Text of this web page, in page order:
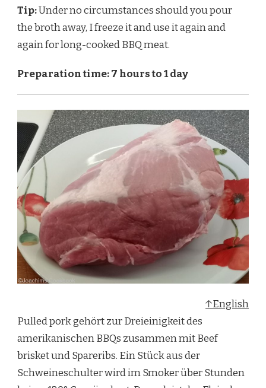
Tip:Under no circumstances should you pour
the broth away, I freeze it and use it again and
again for long-cooked BBQ meat.
Preparation time: 7 hours to 1 day
↑English
Pulled pork gehört zur Dreieinigkeit des
amerikanischen BBQs zusammen mit Beef
brisket und Spareribs. Ein Stück aus der
Schweineschulter wird im Smoker über Stunden